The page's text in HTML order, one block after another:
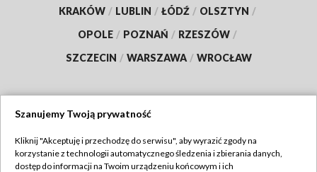
KRAKÓW / LUBLIN / ŁÓDŹ / OLSZTYN /
OPOLE / POZNAŃ / RZESZÓW /
SZCZECIN / WARSZAWA / WROCŁAW
TVP
Szanujemy Twoją prywatność
Kliknij "Akceptuję i przechodzę do serwisu", aby wyrazić zgody na
korzystanie z technologii automatycznego śledzenia i zbierania danych,
dostęp do informacji na Twoim urządzeniu końcowym i ich